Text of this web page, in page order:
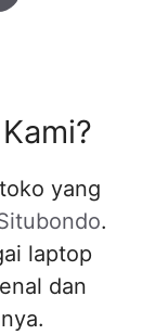
yang
.
laptop
dan